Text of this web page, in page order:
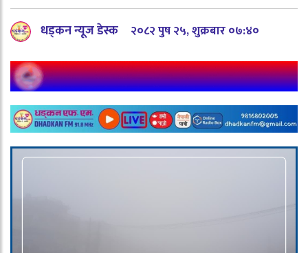
धड्कन न्यूज डेस्क २०८२ पुष २५, शुक्रबार ०७:४०